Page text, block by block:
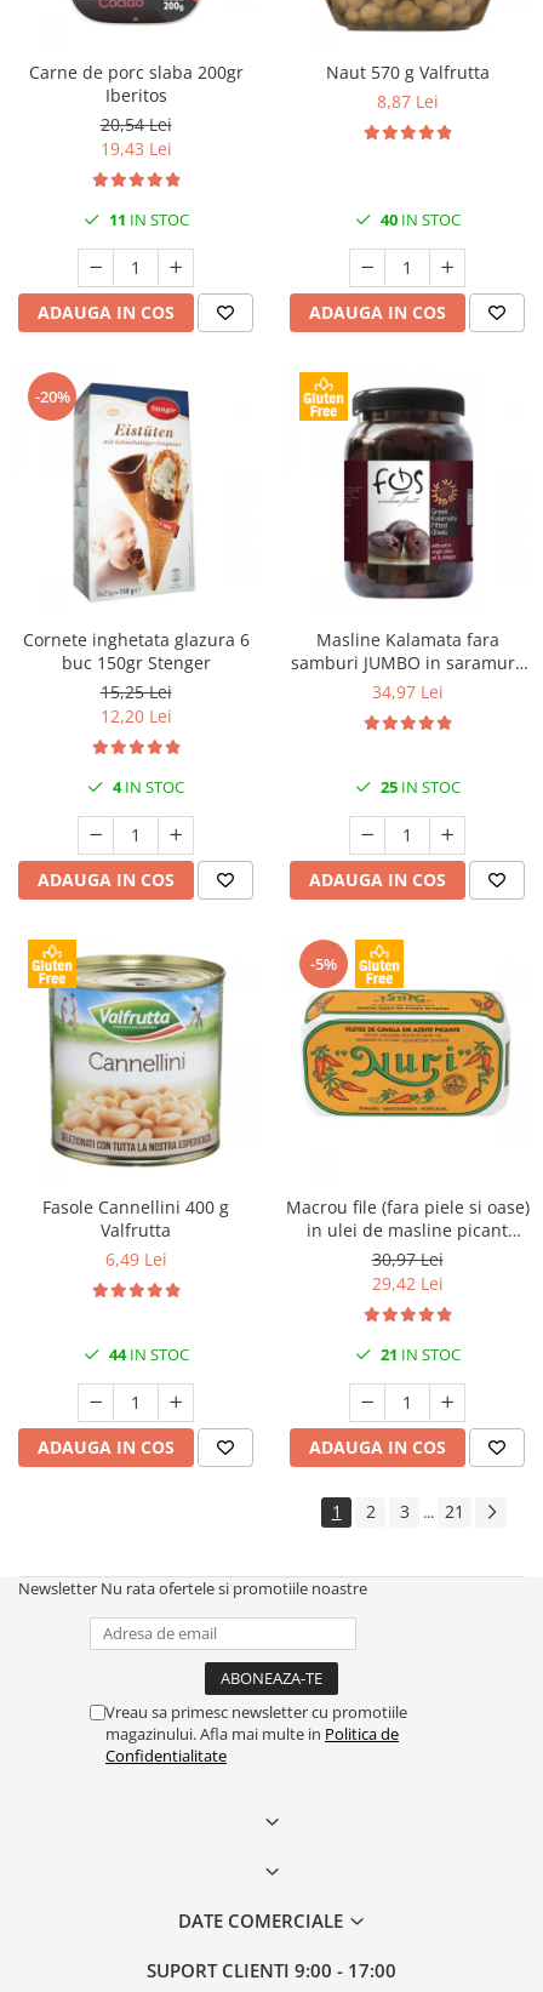
Carne de porc slaba 200gr
Iberitos
20,54 Lei
19,43 Lei
11 IN STOC
ADAUGA IN COS
Naut 570 g Valfrutta
8,87 Lei
40IN STOC
ADAUGA IN COS
-20%
Cornete inghetata glazura 6
buc 150gr Stenger
15,25 Lei
12,20 Lei
4IN STOC
ADAUGA IN COS
Masline Kalamata fara
samburi JUMBO in saramura
1kg FOS
34,97 Lei
25IN STOC
ADAUGA IN COS
Fasole Cannellini 400 g
Valfrutta
6,49 Lei
44IN STOC
ADAUGA IN COS
-5%
Macrou file (fara piele si oase)
in ulei de masline picant
125gr Nuri
30,97 Lei
29,42 Lei
21 IN STOC
ADAUGA IN COS
1 2 3 ... 21
Newsletter Nu rata ofertele si promotiile noastre
Vreau sa primesc newsletter cu promotiile
magazinului. Afla mai multe in Politica de
Confidentialitate
DATE COMERCIALE
SUPORT CLIENTI 9:00 - 17:00